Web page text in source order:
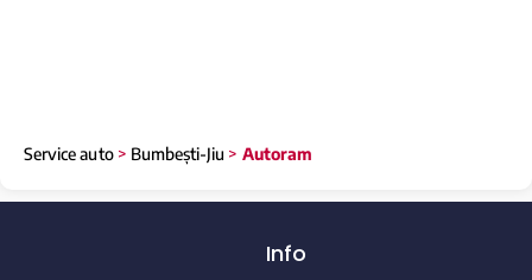
Service auto> Bumbești-Jiu > Autoram
Info